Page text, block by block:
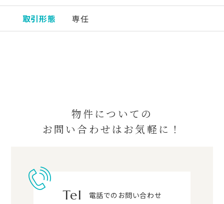
取引形態 専任
物件についての
お問い合わせはお気軽に！
Tel 電話でのお問い合わせ